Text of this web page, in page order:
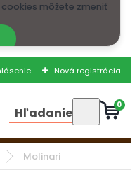
môžete zmeniť
Nová registrácia
Hľadanie 0
Molinari